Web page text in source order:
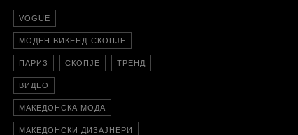
VOGUE
МОДЕН ВИКЕНД-СКОПЈЕ
ПАРИЗ СКОПЈЕ ТРЕНД
ВИДЕО
МАКЕДОНСКА МОДА
МАКЕДОНСКИ ДИЗАЈНЕРИ